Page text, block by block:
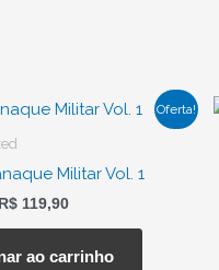
Oferta!
Militar Vol. 1
preço
129,90.
R$ 119,90
O
R$ 119,90.
ao carrinho